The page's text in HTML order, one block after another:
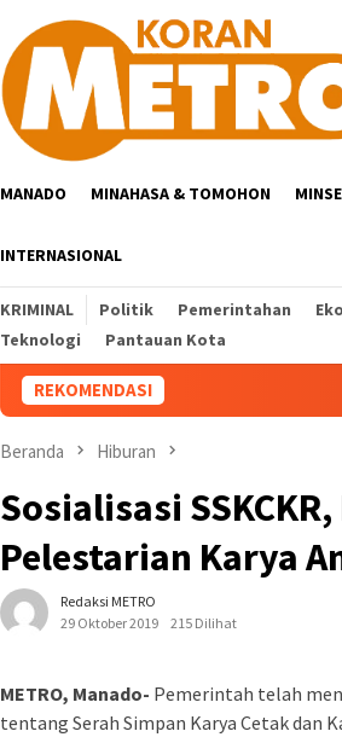
MANADO MINAHASA & TOMOHON
INTERNASIONAL
KRIMINAL Politik Pemerintahan
Teknologi
Pantauan Kota
REKOMENDASI
Beranda Hiburan
Sosialisasi
Pelestarian Karya
Redaksi METRO
29 Oktober 2019
215 Dilihat
METRO, Manado- Pemerintah telah
tentang Serah Simpan Karya Cetak dan